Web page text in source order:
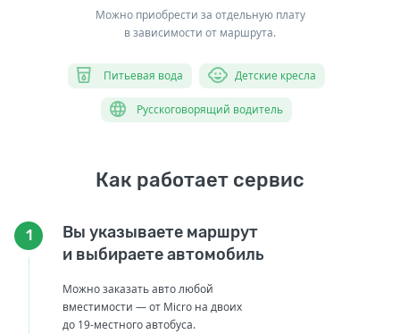
Можно приобрести за отдельную плату
в зависимости от маршрута.
Питьевая вода Детские кресла
Русскоговорящий водитель
Как работает сервис
1
Вы указываете маршрут
и выбираете автомобиль
Можно заказать авто любой
вместимости — от Micro на двоих
до 19-местного автобуса.